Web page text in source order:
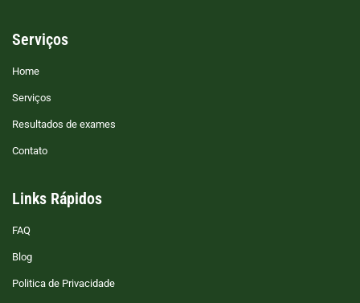
Serviços
Home
Serviços
Resultados de exames
Contato
Links Rápidos
FAQ
Blog
Politica de Privacidade